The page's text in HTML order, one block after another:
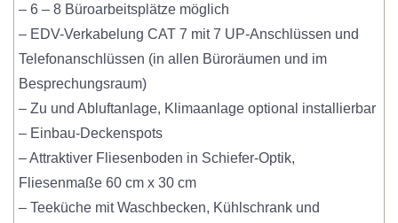
– 6 – 8 Büroarbeitsplätze möglich
– EDV-Verkabelung CAT 7 mit 7 UP-Anschlüssen und
Telefonanschlüssen (in allen Büroräumen und im
Besprechungsraum)
– Zu und Abluftanlage, Klimaanlage optional installierbar
– Einbau-Deckenspots
– Attraktiver Fliesenboden in Schiefer-Optik,
Fliesenmaße 60 cm x 30 cm
– Teeküche mit Waschbecken, Kühlschrank und